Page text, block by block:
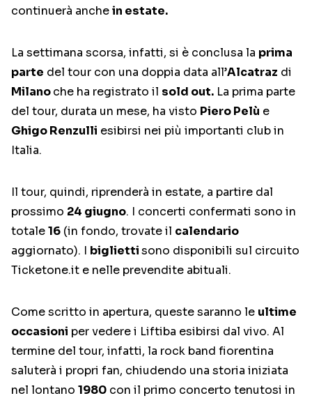
continuerà anchein estate.
La settimana scorsa, infatti, si è conclusa la prima
parte del tour con una doppia data all’Alcatraz di
Milanoche ha registrato il sold out. La prima parte
del tour, durata un mese, ha visto Piero Pelù e
Ghigo Renzulli esibirsi nei più importanti club in
Italia.
Il tour, quindi, riprenderà in estate, a partire dal
prossimo 24 giugno. I concerti confermati sono in
totale16 (in fondo, trovate il calendario
aggiornato). I bigliettisono disponibili sul circuito
Ticketone.it e nelle prevendite abituali.
Come scritto in apertura, queste saranno le ultime
occasioni per vedere i Liftiba esibirsi dal vivo. Al
termine del tour, infatti, la rock band fiorentina
saluterà i propri fan, chiudendo una storia iniziata
nel lontano 1980 con il primo concerto tenutosi in